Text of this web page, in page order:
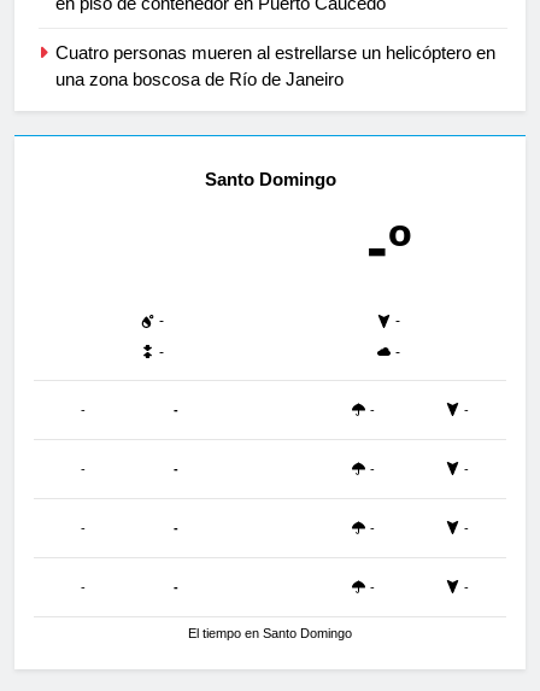
Cuatro personas mueren al estrellarse un helicóptero en
una zona boscosa de Río de Janeiro
Santo Domingo
-º
-
-
-
-
- - - -
- - - -
- - - -
- - - -
El tiempo en Santo Domingo